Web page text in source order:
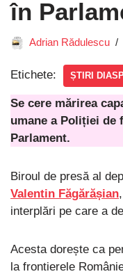
în
Adrian Rădulescu
Etichete: ȘTIRI
Se cere mărirea
umane a Poliției de
Parlament.
Biroul de presă al
Valentin Făgărășian
interplări pe care a
Acesta dorește ca
la frontierele